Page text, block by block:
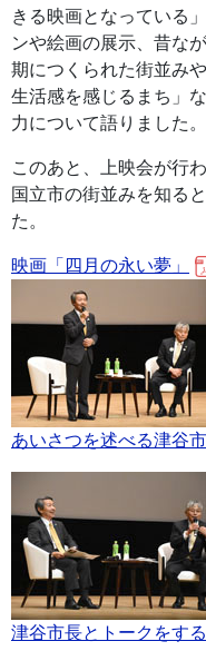
きる映画となっている
ンや絵画の展示、昔な
期につくられた街並み
生活感を感じるまち」
力について語りました。
このあと、上映会が行
国立市の街並みを知る
た。
映画「四月の永い夢」
あいさつを述べる津谷
津谷市長とトークをす